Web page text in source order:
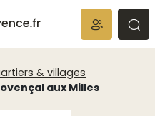
& villages
aux Milles